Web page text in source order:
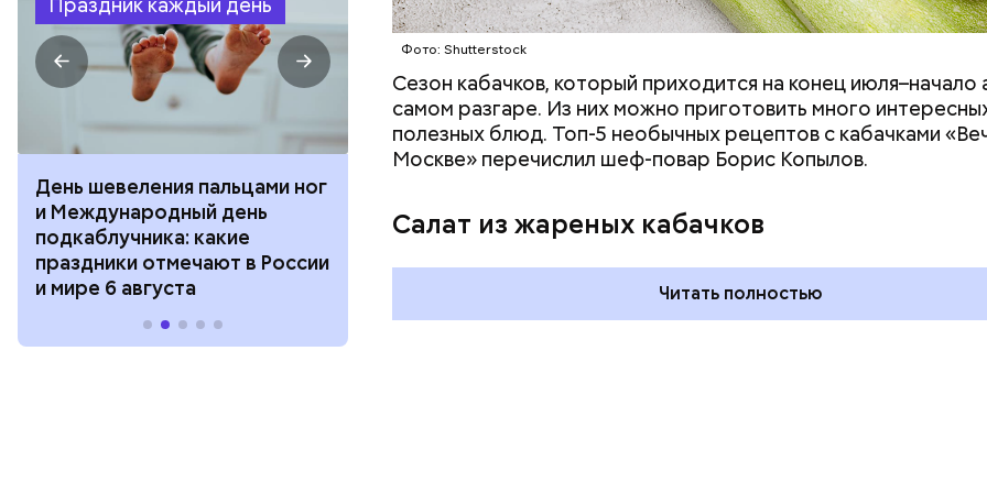
День шевеления пальцами ног
и Международный день
подкаблучника: какие
праздники отмечают в России
и мире 6 августа
горизонта и День пьяного
курсанта: какие праздники
отмечают в России и мире 5
праздники отмечают в России
и мире 4 августа
Фото: Shutterstock
Сезон кабачков, который приходится на конец июля–начало
самом разгаре. Из них можно приготовить много
полезных блюд. Топ-5 необычных рецептов с кабачками
Москве» перечислил шеф-повар Борис Копылов.
Салат из жареных кабачков
Читать полностью